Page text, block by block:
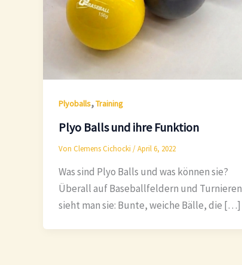
Plyoballs,Training
Plyo Balls und ihre Funktion
Von Clemens Cichocki /April 6, 2022
Was sind Plyo Balls und was können sie?
Überall auf Baseballfeldern und Turnieren
sieht man sie: Bunte, weiche Bälle, die […]